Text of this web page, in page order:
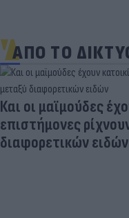
ΑΠΟ ΤΟ
Και οι μαϊμούδες
επιστήμονες
διαφορετικών ειδών